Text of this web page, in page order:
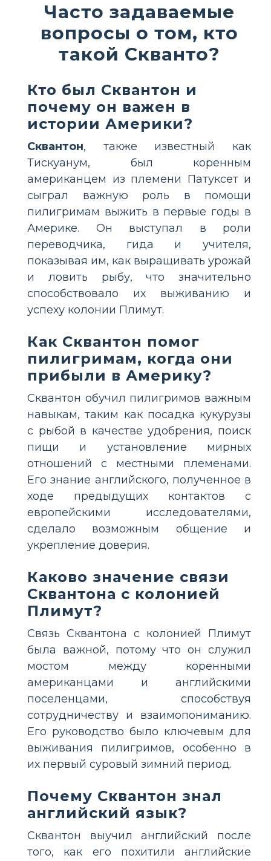
Часто задаваемые
вопросы о том, кто
такой Скванто?
Кто был Сквантон и
почему он важен в
истории Америки?
Сквантон, также известный как
Тискуанум, был коренным
американцем из племени Патуксет и
сыграл важную роль в помощи
пилигримам выжить в первые годы в
Америке. Он выступал в роли
переводчика, гида и учителя,
показывая им, как выращивать урожай
и ловить рыбу, что значительно
способствовало их выживанию и
успеху колонии Плимут.
Как Сквантон помог
пилигримам, когда они
прибыли в Америку?
Сквантон обучил пилигримов важным
навыкам, таким как посадка кукурузы
с рыбой в качестве удобрения, поиск
пищи и установление мирных
отношений с местными племенами.
Его знание английского, полученное в
ходе предыдущих контактов с
европейскими исследователями,
сделало возможным общение и
укрепление доверия.
Каково значение связи
Сквантона с колонией
Плимут?
Связь Сквантона с колонией Плимут
была важной, потому что он служил
мостом между коренными
американцами и английскими
поселенцами, способствуя
сотрудничеству и взаимопониманию.
Его руководство было ключевым для
выживания пилигримов, особенно в
их первый суровый зимний период.
Почему Сквантон знал
английский язык?
Сквантон выучил английский после
того, как его похитили английские